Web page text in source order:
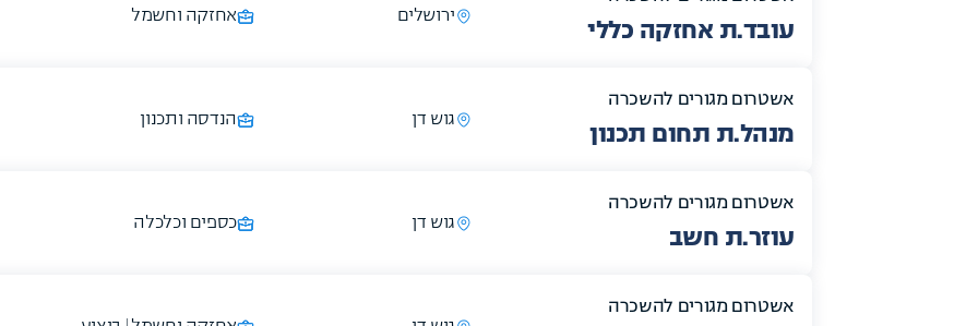
עובד.ת אחזקה כללי
ירושלים אחזקה וחשמל
אשטרום מגורים להשכרה
מנהל.ת תחום תכנון
גוש דן הנדסה ותכנון
אשטרום מגורים להשכרה
עוזר.ת חשב
גוש דן כספים וכלכלה
אשטרום מגורים להשכרה